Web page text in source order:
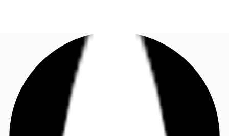
Investieren
Marktinformationen
Jetzt anrufen Kontaktieren Sie uns